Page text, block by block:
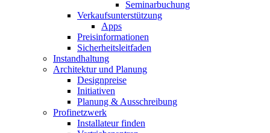
Seminarbuchung
Verkaufsunterstützung
Apps
Preisinformationen
Sicherheitsleitfaden
Instandhaltung
Architektur und Planung
Designpreise
Initiativen
Planung & Ausschreibung
Profinetzwerk
Installateur finden